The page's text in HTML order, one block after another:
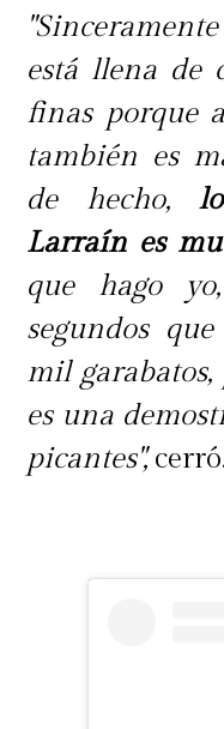
La fama
Sus hijos
de la
se especuló
lunar en su
lloraba y me
no nos
fui a nada más
Desde
su vida
sociales.
Hoy,Carmen
está llena de
finas porque
también es
de hecho,
Larraín es
que hago
segundos
mil garabatos,
es una
picantes",